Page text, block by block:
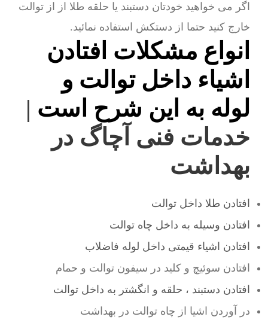
اگر می خواهید خودتان دستبند یا حلقه طلا از از توالت
خارج کنید حتما از دستکش استفاده نمائید.
انواع مشکلات افتادن
اشیاء داخل توالت و
لوله به این شرح است |
خدمات فنی آچاگ در
بهداشت
افتادن طلا داخل توالت
افتادن وسیله به داخل چاه توالت
افتادن اشیاء قیمتی داخل لوله فاضلاب
افتادن سوئیچ و کلید در سیفون توالت و حمام
افتادن دستبند ، حلقه و انگشتر به داخل توالت
در آوردن اشیا از چاه توالت در بهداشت